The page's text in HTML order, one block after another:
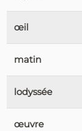
œil
matin
lodyssée
œuvre